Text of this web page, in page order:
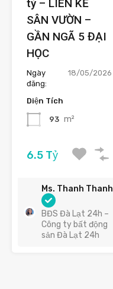
tỷ – LIÊN KẾ
SÂN VƯỜN –
GẦN NGÃ 5 ĐẠI
HỌC
Ngày
đăng:
18/05/2026
Diện Tích
93 m²
6.5 Tỷ
Ms. Thanh Thanh
BĐS Đà Lạt 24h –
Công ty bất động
sản Đà Lạt 24h